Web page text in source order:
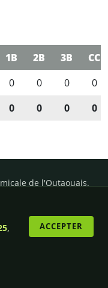
1B 2B 3B
CC
0 0 0
0
0 0 0 0
de l'Outaouais.
,
ACCEPTER